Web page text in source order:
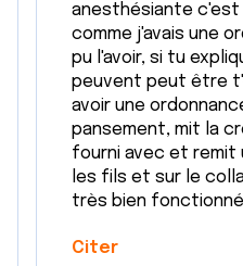
anesthésiante c'est
comme j'avais une
pu l'avoir, si tu
peuvent peut être
avoir une
pansement, mit la
fourni avec et remit
les fils et sur le
très bien fonctionné
Citer